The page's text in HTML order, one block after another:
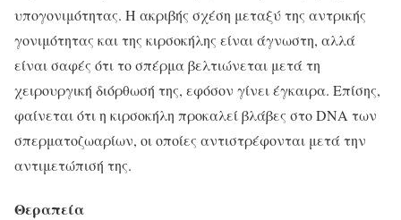
υπογονιμότητας. Η ακριβής σχέση μεταξύ της αντρικής
γονιμότητας και της κιρσοκήλης είναι άγνωστη, αλλά
είναι σαφές ότι το σπέρμα βελτιώνεται μετά τη
χειρουργική διόρθωσή της, εφόσον γίνει έγκαιρα. Επίσης,
φαίνεται ότι η κιρσοκήλη προκαλεί βλάβες στο DNA των
σπερματοζωαρίων, οι οποίες αντιστρέφονται μετά την
αντιμετώπισή της.
Θεραπεία